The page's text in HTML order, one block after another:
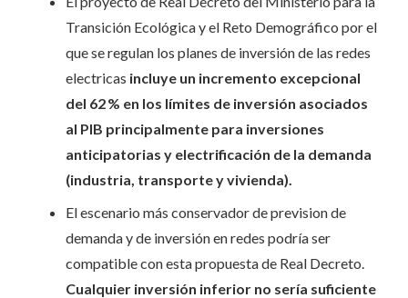
Transición Ecológica y el Reto Demográfico por el
que se regulan los planes de inversión de las redes
electricas incluye un incremento excepcional
del 62 % en los límites de inversión asociados
al PIB principalmente para inversiones
anticipatorias y electrificación de la demanda
(industria, transporte y vivienda).
El escenario más conservador de prevision de
demanda y de inversión en redes podría ser
compatible con esta propuesta de Real Decreto.
Cualquier inversión inferior no sería suficiente